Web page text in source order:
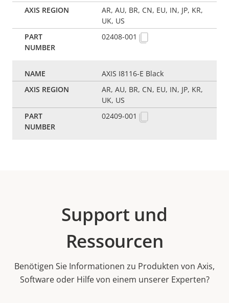
AR, AU, BR, CN, EU, IN, JP, KR,
UK, US
02408-001
AXIS I8116-E Black
AR, AU, BR, CN, EU, IN, JP, KR,
UK, US
02409-001
Support und
Ressourcen
Benötigen Sie Informationen zu Produkten von Axis,
Software oder Hilfe von einem unserer Experten?